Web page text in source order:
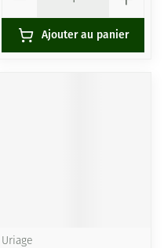
Ajouter au panier
Uriage